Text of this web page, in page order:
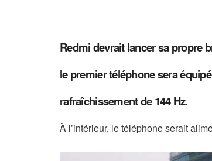
Redmi devrait lancer sa propre
le premier téléphone sera
rafraîchissement de 144 Hz.
À l’intérieur, le téléphone serait